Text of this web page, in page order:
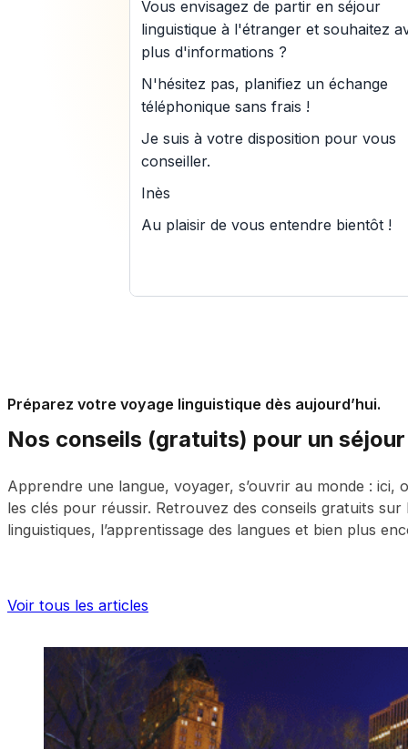
Vous envisagez de partir en séjour
linguistique à l'étranger et souhaitez
plus d'informations ?
N'hésitez pas, planifiez un échange
téléphonique sans frais !
Je suis à votre disposition pour vous
conseiller.
Inès
Au plaisir de vous entendre bientôt !
Préparez votre voyage linguistique dès aujourd’hui.
Nos conseils (gratuits) pour un
Apprendre une langue, voyager, s’ouvrir au monde : ici,
les clés pour réussir. Retrouvez des conseils gratuits sur
linguistiques, l’apprentissage des langues et bien plus
Voir tous les articles